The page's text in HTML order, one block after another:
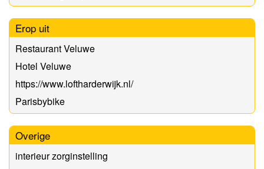
Erop uit
Restaurant Veluwe
Hotel Veluwe
https://www.loftharderwijk.nl/
Parisbybike
Overige
interieur zorginstelling